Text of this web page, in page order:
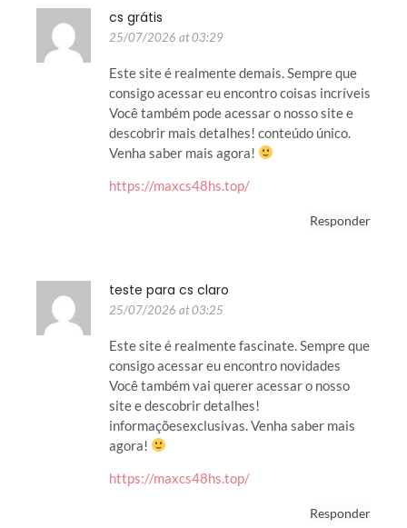
cs grátis
25/07/2026 at 03:29
Este site é realmente demais. Sempre que
consigo acessar eu encontro coisas incríveis
Você também pode acessar o nosso site e
descobrir mais detalhes! conteúdo único.
Venha saber mais agora!
https://maxcs48hs.top/
Responder
teste para cs claro
25/07/2026 at 03:25
Este site é realmente fascinate. Sempre que
consigo acessar eu encontro novidades
Você também vai querer acessar o nosso
site e descobrir detalhes!
informaçõesexclusivas. Venha saber mais
agora!
https://maxcs48hs.top/
Responder